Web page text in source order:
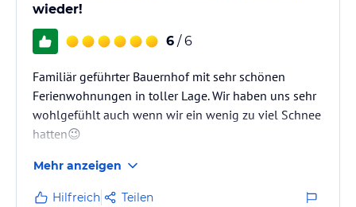
wieder!
6 / 6
Familiär geführter Bauernhof mit sehr schönen
Ferienwohnungen in toller Lage. Wir haben uns sehr
wohlgefühlt auch wenn wir ein wenig zu viel Schnee
hatten😉
Mehr anzeigen
Hilfreich Teilen